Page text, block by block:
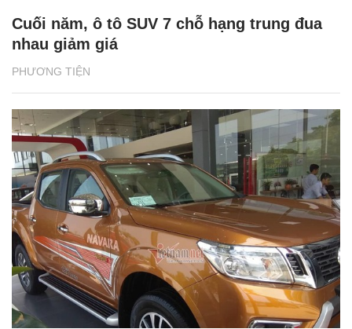
PHƯƠNG TIỆN
Cuối năm, ô tô SUV 7 chỗ hạng trung đua
nhau giảm giá